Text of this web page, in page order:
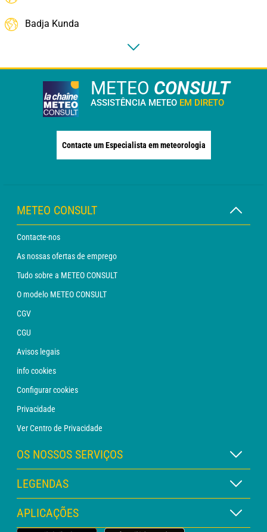
Badja Kunda
METEO CONSULT
ASSISTÊNCIA METEO EM DIRETO
Contacte um Especialista em meteorologia
METEO CONSULT
Contacte-nos
As nossas ofertas de emprego
Tudo sobre a METEO CONSULT
O modelo METEO CONSULT
CGV
CGU
Avisos legais
info cookies
Configurar cookies
Privacidade
Ver Centro de Privacidade
OS NOSSOS SERVIÇOS
Assinatura METEO Xpert
Assinatura METEO PRO
Consulta com um analista
LEGENDAS
Legenda dos mapas
Legenda dos pictogramas
APLICAÇÕES